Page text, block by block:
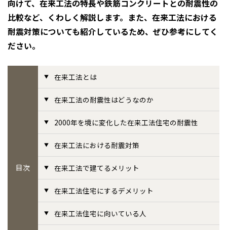
冷暖房標準装備
24時間対応コールセンター
暮らし方提案
住まいのコラム
展示場案内
ワザックとは
高い信頼性
安心の管理体制
ギャラリー
会社情報
会社情報 トップ
ニュースリリース
代表ごあいさつ
事業部紹介
木材調達指針
お問い合わせ
会員サイト
向けて、在来工法の特長や鉄筋コンクリートとの耐震性の
比較など、くわしく解説します。また、在来工法における
耐震対策についても紹介しているため、ぜひ参考にしてく
ださい。
目次
在来工法とは
在来工法の耐震性はどうなのか
2000年を境に変化した在来工法住宅の耐震性
在来工法における耐震対策
在来工法で建てるメリット
在来工法住宅にするデメリット
在来工法住宅に向いている人